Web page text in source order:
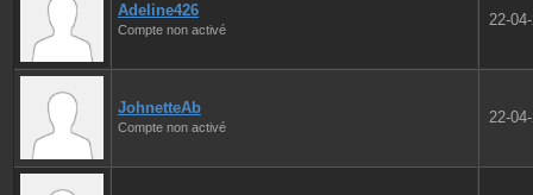
Adeline426
Compte non activé
22-
JohnetteAb
Compte non activé
22-